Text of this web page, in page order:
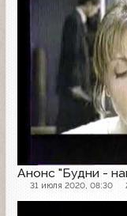
Анонс "Будни -
31 июля 2020, 08:30